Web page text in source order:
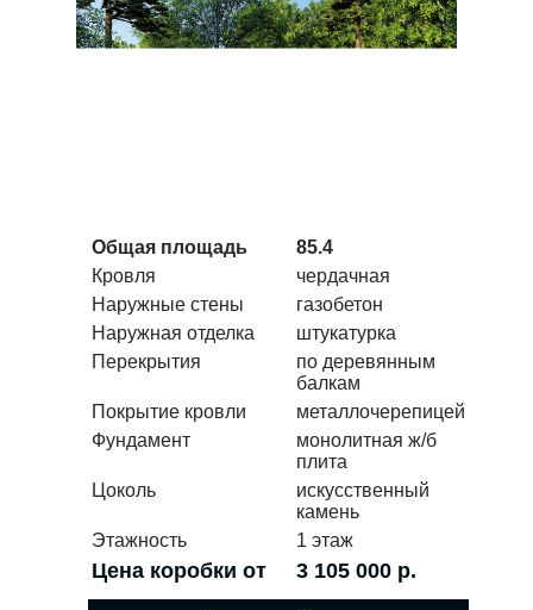
Общая площадь
85.4
Кровля
чердачная
Наружные стены
газобетон
Наружная отделка
штукатурка
Перекрытия
по деревянным
балкам
Покрытие кровли
металлочерепицей
Фундамент
монолитная ж/б
плита
Цоколь
искусственный
камень
Этажность
1 этаж
Цена коробки от 3 105 000 р.